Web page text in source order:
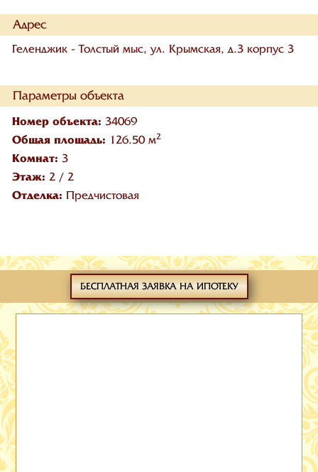
Адрес
Геленджик - Толстый мыс, ул. Крымская, д.3 корпус 3
Параметры объекта
Номер объекта: 34069
Общая площадь: 126.50 м2
Комнат: 3
Этаж: 2/ 2
Отделка: Предчистовая
БЕСПЛАТНАЯ ЗАЯВКА НА ИПОТЕКУ